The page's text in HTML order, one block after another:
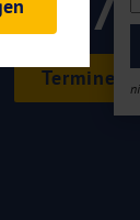
Termine &